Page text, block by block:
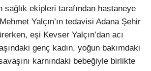
sağlık ekipleri tarafından hastaneye
Yalçın’ın tedavisi Adana Şehir
eşi Kevser Yalçın’dan acı
genç kadın, yoğun bakımdaki
karnındaki bebeğiyle birlikte